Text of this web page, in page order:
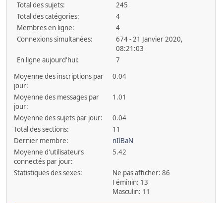
Total des sujets:
245
Total des catégories:
4
Membres en ligne:
4
Connexions simultanées:
674 - 21 Janvier 2020,
08:21:03
En ligne aujourd'hui:
7
Moyenne des inscriptions par
jour:
0.04
Moyenne des messages par
jour:
1.01
Moyenne des sujets par jour:
0.04
Total des sections:
11
Dernier membre:
nIlBaN
Moyenne d'utilisateurs
connectés par jour:
5.42
Statistiques des sexes:
Ne pas afficher: 86
Féminin: 13
Masculin: 11